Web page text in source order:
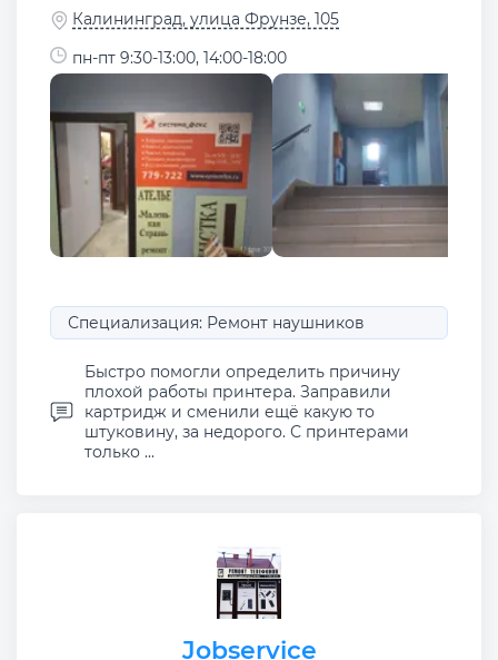
Калининград, улица Фрунзе, 105
пн-пт 9:30-13:00, 14:00-18:00
Специализация: Ремонт наушников
Быстро помогли определить причину
плохой работы принтера. Заправили
картридж и сменили ещё какую то
штуковину, за недорого. С принтерами
только ...
Jobservice